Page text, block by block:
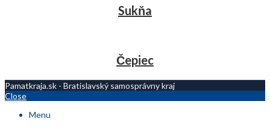
Sukňa
Čepiec
Pamatkraja.sk - Bratislavský samosprávny kraj
Close
Menu